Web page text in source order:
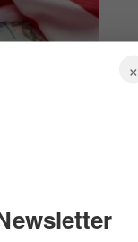
sobre
×